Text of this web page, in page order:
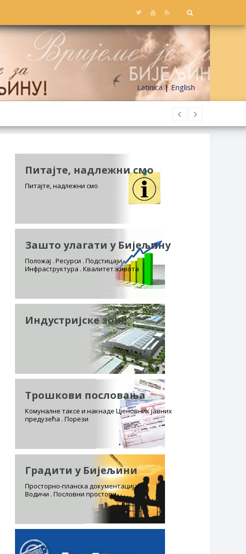
Latinica| English
Питајте, надлежни смо
Питајте, надлежни смо
Зашто улагати у Бијељину
Положај . Ресурси . Подстицаји
Инфраструктура . Квалитет живота
Индустријске зоне
Трошкови пословања
Комуналне таксе и накнаде Цјеновник јавних
предузећа . Порези
Градити у Бијељини
Просторно-планска документација.
Водичи . Пословни простори